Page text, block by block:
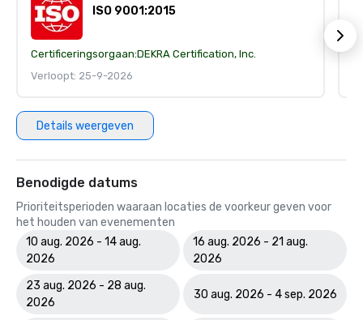
ISO 9001:2015
Certificeringsorgaan:DEKRA Certification, Inc.
Verloopt: 25-9-2026
Details weergeven
Benodigde datums
Prioriteitsperioden waaraan locaties de voorkeur geven voor
het houden van evenementen
10 aug. 2026 - 14 aug.
2026
16 aug. 2026 - 21 aug.
2026
23 aug. 2026 - 28 aug.
2026
30 aug. 2026 - 4 sep. 2026